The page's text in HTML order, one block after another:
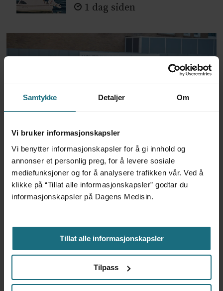
Samtykke Detaljer Om
Vi bruker informasjonskapsler
Vi benytter informasjonskapsler for å gi innhold og
annonser et personlig preg, for å levere sosiale
mediefunksjoner og for å analysere trafikken vår. Ved å
klikke på “Tillat alle informasjonskapsler” godtar du
informasjonskapsler på Dagens Medisin.
Tillat alle informasjonskapsler
Tilpass
1 dag siden
Feilmedisinert i 18 år – får
millionerstatning